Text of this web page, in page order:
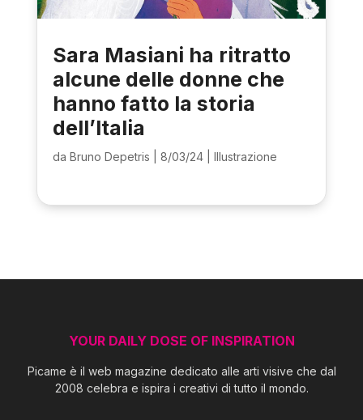
Sara Masiani ha ritratto
alcune delle donne che
hanno fatto la storia
dell’Italia
da Bruno Depetris 8/03/24| Illustrazione
YOUR DAILY DOSE OF INSPIRATION
Picame è il web magazine dedicato alle arti visive che dal
2008 celebra e ispira i creativi di tutto il mondo.